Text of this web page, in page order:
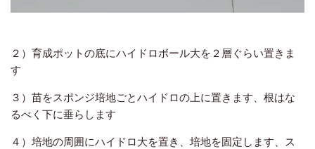
２）育成ポットの底にハイドロボール大を２層ぐらい置きま
す
３）苗をスポンジ培地ごとハイドロの上に置きます、根はな
るべく下に垂らします
４）培地の周囲にハイドロ大を置き、培地を固定します、ス